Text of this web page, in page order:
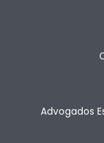
Advogados